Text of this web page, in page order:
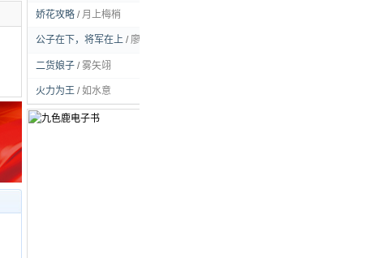
娇花攻略 / 月上梅梢
公子在下，将军在上 /廖虫虫姑娘
二货娘子 /雾矢翊
火力为王 /如水意